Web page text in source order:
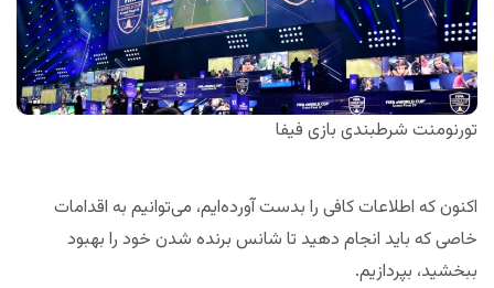
تورنومنت شرطبندی بازی فیفا
اکنون که اطلاعات کافی را بدست آورده‌ایم، می‌توانیم به اقدامات
خاصی که باید انجام دهید تا شانس برنده شدن خود را بهبود
ببخشید، بپردازیم.